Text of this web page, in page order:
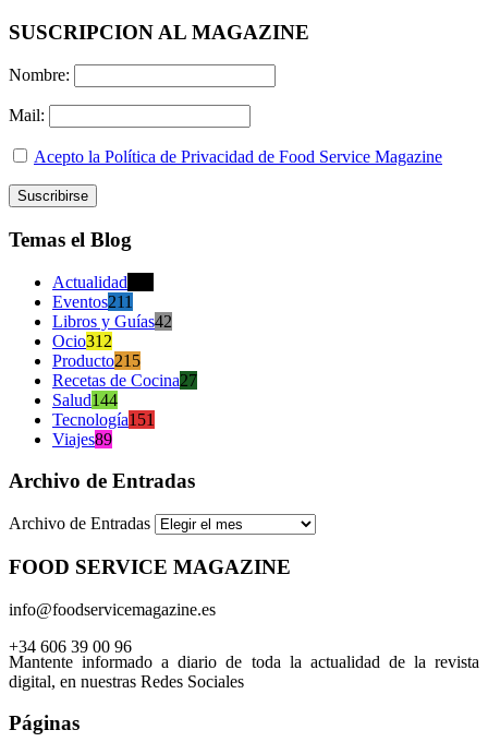
SUSCRIPCION AL MAGAZINE
Nombre:
Mail:
Acepto la Política de Privacidad de Food Service Magazine
Temas el Blog
Actualidad
Eventos211
Libros y Guías42
Ocio312
Producto215
Recetas de Cocina27
Salud144
Tecnología151
Viajes89
Archivo de Entradas
Archivo de Entradas
FOOD SERVICE MAGAZINE
info@foodservicemagazine.es
+34 606 39 00 96
Mantente informado a diario de toda la actualidad de la revista
digital, en nuestras Redes Sociales
Páginas